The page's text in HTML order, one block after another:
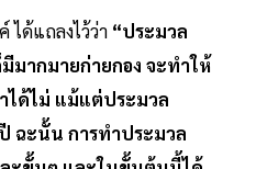
ได้แถลงไว้ว่า “ประมวล
มากมายก่ายกอง จะทำให้
ได้ไม่ แม้แต่ประมวล
ฉะนั้น การทำประมวล